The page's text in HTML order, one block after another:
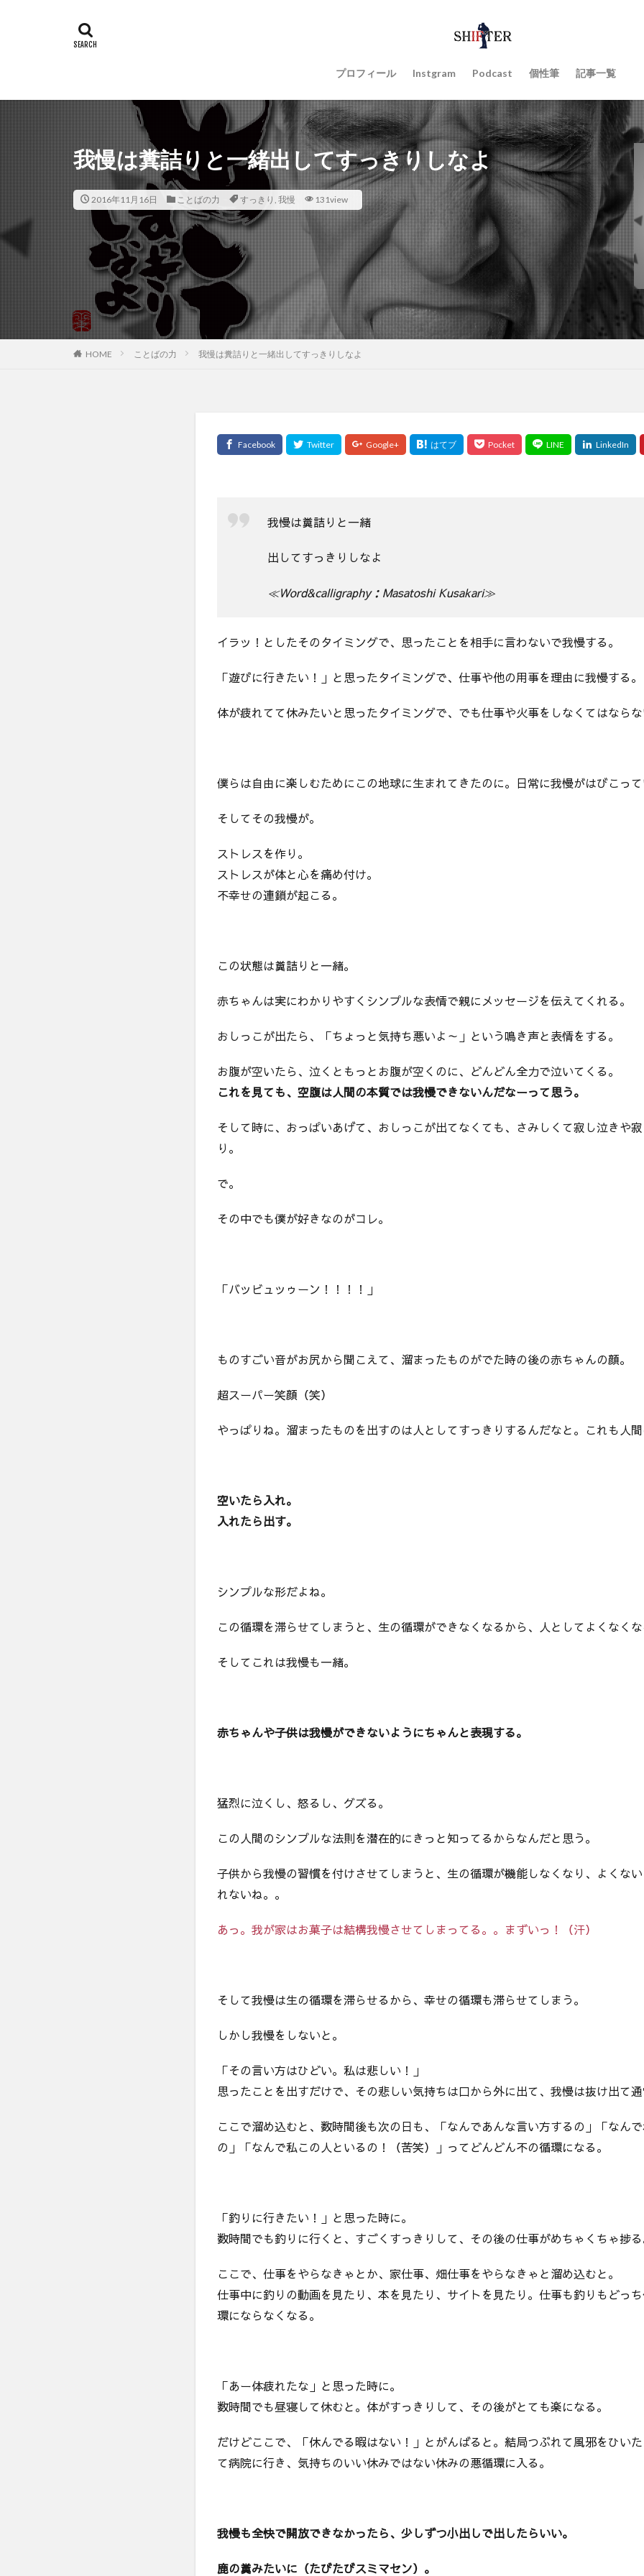
プロフィール Instgram Podcast 個性筆 記事一覧
我慢は糞詰りと一緒出してすっきりしなよ
2016年11月16日 ことばの力 すっきり , 我慢 131view
HOME ことばの力 我慢は糞詰りと一緒出してすっきりしなよ
我慢は糞詰りと一緒
出してすっきりしなよ
≪Word&calligraphy：Masatoshi Kusakari≫
イラッ！としたそのタイミングで、思ったことを相手に言わないで我慢する。
「遊びに行きたい！」と思ったタイミングで、仕事や他の用事を理由に我慢する。
体が疲れてて休みたいと思ったタイミングで、でも仕事や火事をしなくてはなら
僕らは自由に楽しむためにこの地球に生まれてきたのに。日常に我慢がはびこっ
そしてその我慢が。
ストレスを作り。
ストレスが体と心を痛め付け。
不幸せの連鎖が起こる。
この状態は糞詰りと一緒。
赤ちゃんは実にわかりやすくシンプルな表情で親にメッセージを伝えてくれる。
おしっこが出たら、「ちょっと気持ち悪いよ～」という鳴き声と表情をする。
お腹が空いたら、泣くともっとお腹が空くのに、どんどん全力で泣いてくる。
これを見ても、空腹は人間の本質では我慢できないんだなーって思う。
そして時に、おっぱいあげて、おしっこが出てなくても、さみしくて寂し泣きや
り。
で。
その中でも僕が好きなのがコレ。
「バッビュッゥーン！！！！」
ものすごい音がお尻から聞こえて、溜まったものがでた時の後の赤ちゃんの顔。
超スーパー笑顔（笑）
やっぱりね。溜まったものを出すのは人としてすっきりするんだなと。これも人
空いたら入れ。
入れたら出す。
シンプルな形だよね。
この循環を滞らせてしまうと、生の循環ができなくなるから、人としてよくなく
そしてこれは我慢も一緒。
赤ちゃんや子供は我慢ができないようにちゃんと表現する。
猛烈に泣くし、怒るし、グズる。
この人間のシンプルな法則を潜在的にきっと知ってるからなんだと思う。
子供から我慢の習慣を付けさせてしまうと、生の循環が機能しなくなり、よくな
れないね。。
あっ。我が家はお菓子は結構我慢させてしまってる。。まずいっ！（汗）
そして我慢は生の循環を滞らせるから、幸せの循環も滞らせてしまう。
しかし我慢をしないと。
「その言い方はひどい。私は悲しい！」
思ったことを出すだけで、その悲しい気持ちは口から外に出て、我慢は抜け出て
ここで溜め込むと、数時間後も次の日も、「なんであんな言い方するの」「なん
の」「なんで私この人といるの！（苦笑）」ってどんどん不の循環になる。
「釣りに行きたい！」と思った時に。
数時間でも釣りに行くと、すごくすっきりして、その後の仕事がめちゃくちゃ捗
ここで、仕事をやらなきゃとか、家仕事、畑仕事をやらなきゃと溜め込むと。
仕事中に釣りの動画を見たり、本を見たり、サイトを見たり。仕事も釣りもどっ
環にならなくなる。
「あー体疲れたな」と思った時に。
数時間でも昼寝して休むと。体がすっきりして、その後がとても楽になる。
だけどここで、「休んでる暇はない！」とがんばると。結局つぶれて風邪をひい
て病院に行き、気持ちのいい休みではない休みの悪循環に入る。
我慢も全快で開放できなかったら、少しずつ小出しで出したらいい。
鹿の糞みたいに（たびたびスミマセン）。